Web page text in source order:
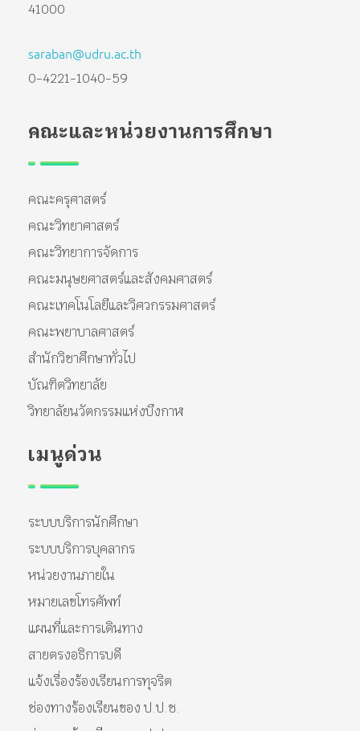
41000
saraban@udru.ac.th
0-4221-1040-59
คณะและหน่วยงานการศึกษา
คณะครุศาสตร์
คณะวิทยาศาสตร์
คณะวิทยาการจัดการ
คณะมนุษยศาสตร์และสังคมศาสตร์
คณะเทคโนโลยีและวิศวกรรมศาสตร์
คณะพยาบาลศาสตร์
สำนักวิชาศึกษาทั่วไป
บัณฑิตวิทยาลัย
วิทยาลัยนวัตกรรมแห่งบึงกาฬ
เมนูด่วน
ระบบบริการนักศึกษา
ระบบบริการบุคลากร
หน่วยงานภายใน
หมายเลขโทรศัพท์
แผนที่และการเดินทาง
สายตรงอธิการบดี
แจ้งเรื่องร้องเรียนการทุจริต
ช่องทางร้องเรียนของ ป.ป.ช.